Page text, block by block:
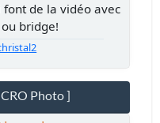
font de la vidéo avec
bridge!
Photo ]